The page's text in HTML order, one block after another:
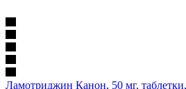
Ламотриджин Канон, 50 мг,